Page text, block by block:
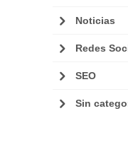
Noticias
Redes
SEO
Sin